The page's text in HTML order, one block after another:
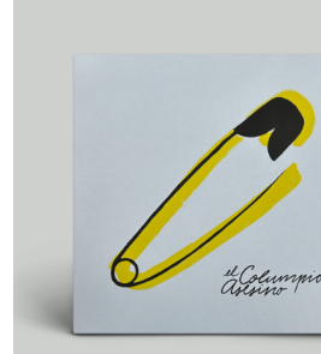
Spotify
Cookieen politika